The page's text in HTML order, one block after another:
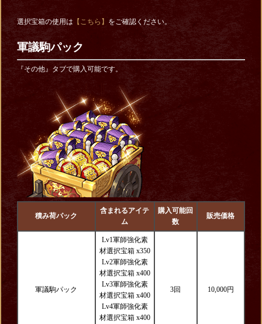
選択宝箱の使用は 【こちら】 をご確認ください。
軍議駒パック
『その他』タブで購入可能です。
積み荷パック
含まれるアイテ
ム
購入可能回
数
販売価格
軍議駒パック
Lv1軍師強化素
材選択宝箱 x350
Lv2軍師強化素
材選択宝箱 x400
Lv3軍師強化素
材選択宝箱 x400
Lv4軍師強化素
材選択宝箱 x400
3回 10,000円